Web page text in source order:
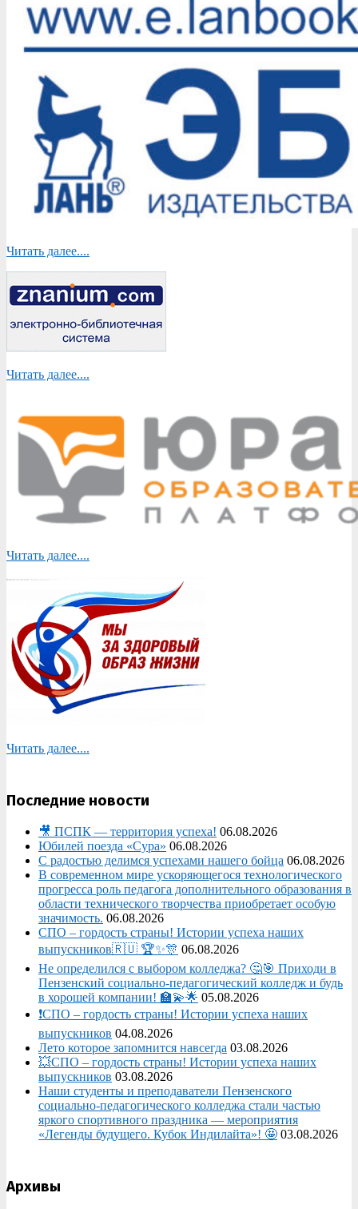
Читать далее....
Читать далее....
Читать далее....
Читать далее....
Последние новости
🎥 ПСПК — территория успеха! 06.08.2026
Юбилей поезда «Сура» 06.08.2026
С радостью делимся успехами нашего бойца 06.08.2026
В современном мире ускоряющегося технологического
прогресса роль педагога дополнительного образования в
области технического творчества приобретает особую
значимость. 06.08.2026
СПО – гордость страны! Истории успеха наших
выпускников🇷🇺 🏆✨🎊 06.08.2026
Не определился с выбором колледжа? 🤔🎯 Приходи в
Пензенский социально-педагогический колледж и будь
в хорошей компании! 🏫💫🌟 05.08.2026
❗СПО – гордость страны! Истории успеха наших
выпускников 04.08.2026
Лето которое запомнится навсегда 03.08.2026
💥СПО – гордость страны! Истории успеха наших
выпускников 03.08.2026
Наши студенты и преподаватели Пензенского
социально‑педагогического колледжа стали частью
яркого спортивного праздника — мероприятия
«Легенды будущего. Кубок Индилайта»! 🤩 03.08.2026
Архивы